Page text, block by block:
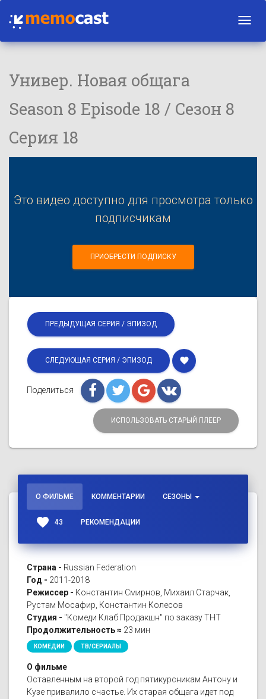
Универ. Новая общага
Season 8 Episode 18 / Сезон 8
Серия 18
Это видео доступно для просмотра только
подписчикам
ПРИОБРЕСТИ ПОДПИСКУ
ПРЕДЫДУЩАЯ СЕРИЯ / ЭПИЗОД
СЛЕДУЮЩАЯ СЕРИЯ / ЭПИЗОД favorite
Поделиться
ИСПОЛЬЗОВАТЬ СТАРЫЙ ПЛЕЕР
О ФИЛЬМЕ КОММЕНТАРИИ СЕЗОНЫ
favorite 43 РЕКОМЕНДАЦИИ
Страна - Russian Federation
Год - 2011-2018
Режиссер - Константин Смирнов, Михаил Старчак,
Рустам Мосафир, Константин Колесов
Студия - "Комеди Клаб Продакшн" по заказу ТНТ
Продолжительность ≈ 23 мин
КОМЕДИИ ТВ/СЕРИАЛЫ
О фильме
Оставленным на второй год пятикурсникам Антону и
Кузе привалило счастье. Их старая общага идет под